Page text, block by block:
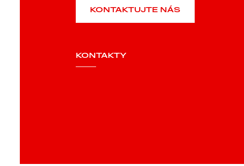
KONTAKTY
KONTAKTUJTE NÁS